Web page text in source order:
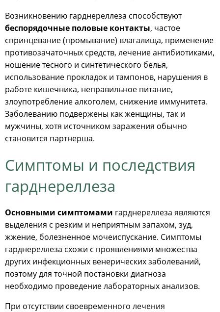
Возникновению гарднереллеза способствуют
беспорядочные половые контакты, частое
спринцевание (промывание) влагалища, применение
противозачаточных средств, лечение антибиотиками,
ношение тесного и синтетического белья,
использование прокладок и тампонов, нарушения в
работе кишечника, неправильное питание,
злоупотребление алкоголем, снижение иммунитета.
Заболеванию подвержены как женщины, так и
мужчины, хотя источником заражения обычно
становится партнерша.
Симптомы и последствия
гарднереллеза
Основными симптомами гарднереллеза являются
выделения с резким и неприятным запахом, зуд,
жжение, болезненное мочеиспускание. Симптомы
гарднереллеза схожи с проявлениями множества
других инфекционных венерических заболеваний,
поэтому для точной постановки диагноза
необходимо проведение лабораторных анализов.
При отсутствии своевременного лечения